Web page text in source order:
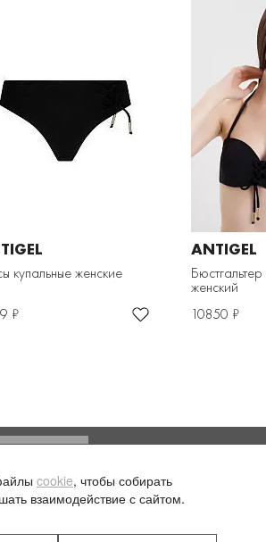
купальные женские
₽
ANTIGEL
женский
10850 ₽
cookie, чтобы собирать
взаимодействие с сайтом.